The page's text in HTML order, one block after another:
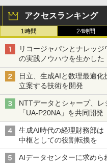
アクセスランキング
1時間 24時間
リコージャパンとナレッ
の実践ノウハウを生かし
日立、生成AIと数理最適
立案する技術を開発
NTTデータとシャープ、
「UA-P20NA」を共同開発
生成AI時代の経理財務部
中枢としての役割転換を
AIデータセンターに求め